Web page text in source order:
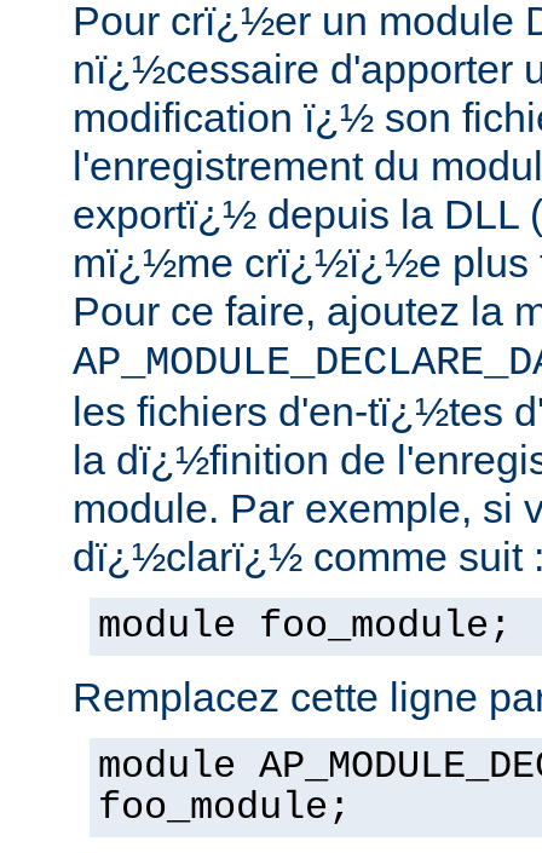
Pour crï¿½er un module
nï¿½cessaire
modification ï¿½ son
l'enregistrement du
exportï¿½ depuis la DLL
mï¿½me crï¿½ï¿½e plus
Pour ce faire, ajoutez la
les fichiers d'en-tï¿½tes
la dï¿½finition de
module. Par exemple, si
dï¿½clarï¿½ comme suit
module foo_module;
Remplacez cette ligne
module
foo_module;